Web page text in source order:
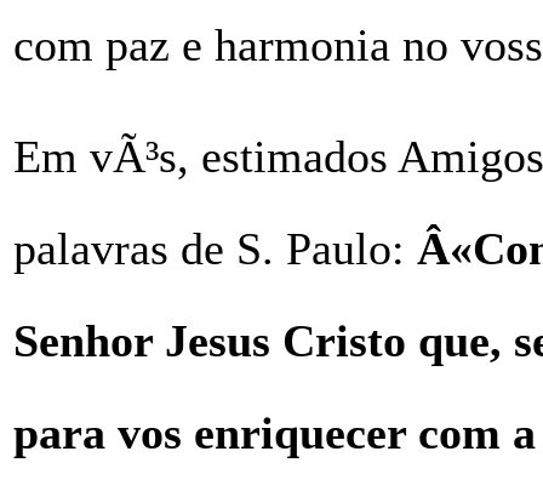
com paz e harmonia no
Em vÃ³s, estimados
palavras de S. Paulo:
Senhor Jesus Cristo que,
para vos enriquecer com